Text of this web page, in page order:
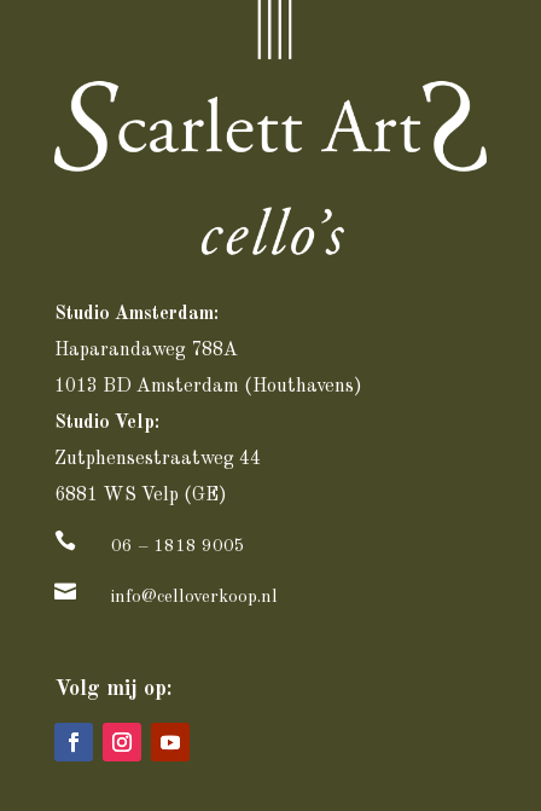
Studio Amsterdam:
Haparandaweg 788A
1013 BD Amsterdam (Houthavens)
Studio Velp:
Zutphensestraatweg 44
6881 WS Velp (GE)
 06 – 1818 9005
 info@celloverkoop.nl
Volg mij op: